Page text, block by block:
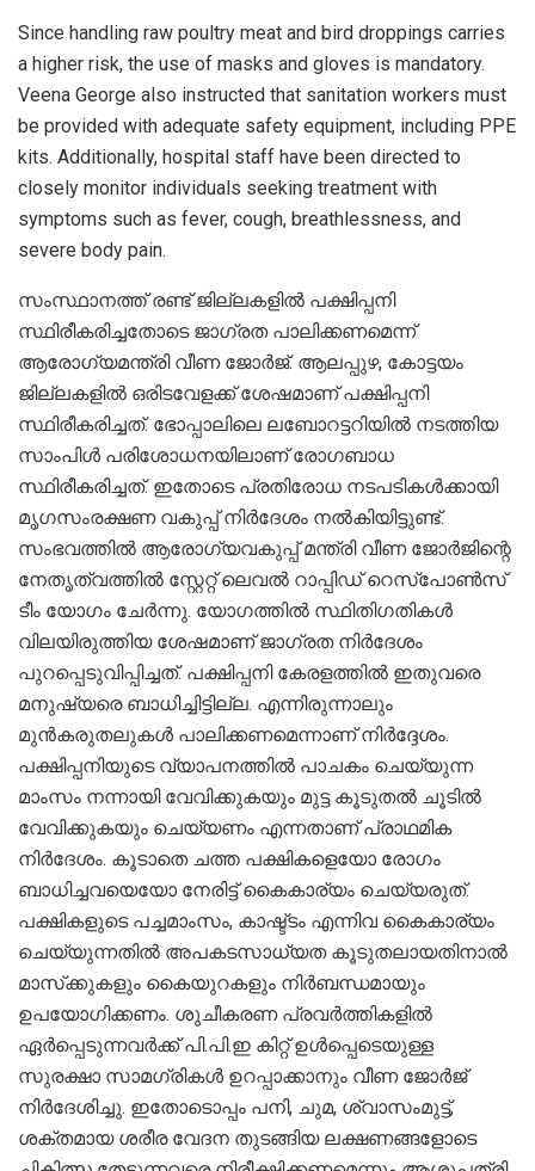
Since handling raw poultry meat and bird droppings carries
a higher risk, the use of masks and gloves is mandatory.
Veena George also instructed that sanitation workers must
be provided with adequate safety equipment, including PPE
kits. Additionally, hospital staff have been directed to
closely monitor individuals seeking treatment with
symptoms such as fever, cough, breathlessness, and
severe body pain.
സംസ്ഥാനത്ത് രണ്ട് ജില്ലകളിൽ പക്ഷിപ്പനി
സ്ഥിരീകരിച്ചതോടെ ജാഗ്രത പാലിക്കണമെന്ന്
ആരോഗ്യമന്ത്രി വീണ ജോർജ്. ആലപ്പുഴ, കോട്ടയം
ജില്ലകളിൽ ഒരിടവേളക്ക് ശേഷമാണ് പക്ഷിപ്പനി
സ്ഥിരീകരിച്ചത്. ഭോപ്പാലിലെ ലബോറട്ടറിയിൽ നടത്തിയ
സാംപിൾ പരിശോധനയിലാണ് രോഗബാധ
സ്ഥിരീകരിച്ചത്. ഇതോടെ പ്രതിരോധ നടപടികൾക്കായി
മൃഗസംരക്ഷണ വകുപ്പ് നിർദേശം നൽകിയിട്ടുണ്ട്.
സംഭവത്തിൽ ആരോഗ്യവകുപ്പ് മന്ത്രി വീണ ജോർജിന്റെ
നേതൃത്വത്തിൽ സ്റ്റേറ്റ് ലെവൽ റാപ്പിഡ് റെസ്‌പോൺസ്
ടീം യോഗം ചേർന്നു. യോഗത്തിൽ സ്ഥിതിഗതികൾ
വിലയിരുത്തിയ ശേഷമാണ് ജാഗ്രത നിർദേശം
പുറപ്പെടുവിപ്പിച്ചത്. പക്ഷിപ്പനി കേരളത്തിൽ ഇതുവരെ
മനുഷ്യരെ ബാധിച്ചിട്ടില്ല. എന്നിരുന്നാലും
മുൻകരുതലുകൾ പാലിക്കണമെന്നാണ് നിർദ്ദേശം.
പക്ഷിപ്പനിയുടെ വ്യാപനത്തിൽ പാചകം ചെയ്യുന്ന
മാംസം നന്നായി വേവിക്കുകയും മുട്ട കൂടുതൽ ചൂടിൽ
വേവിക്കുകയും ചെയ്യണം എന്നതാണ് പ്രാഥമിക
നിർദേശം. കൂടാതെ ചത്ത പക്ഷികളെയോ രോഗം
ബാധിച്ചവയെയോ നേരിട്ട് കൈകാര്യം ചെയ്യരുത്.
പക്ഷികളുടെ പച്ചമാംസം, കാഷ്ട്ടം എന്നിവ കൈകാര്യം
ചെയ്യുന്നതിൽ അപകടസാധ്യത കൂടുതലായതിനാൽ
മാസ്‌ക്കുകളും കൈയുറകളും നിർബന്ധമായും
ഉപയോഗിക്കണം. ശുചീകരണ പ്രവർത്തികളിൽ
ഏർപ്പെടുന്നവർക്ക് പി.പി.ഇ കിറ്റ് ഉൾപ്പെടെയുള്ള
സുരക്ഷാ സാമഗ്രികൾ ഉറപ്പാക്കാനും വീണ ജോർജ്
നിർദേശിച്ചു. ഇതോടൊപ്പം പനി, ചുമ, ശ്വാസംമുട്ട്,
ശക്തമായ ശരീര വേദന തുടങ്ങിയ ലക്ഷണങ്ങളോടെ